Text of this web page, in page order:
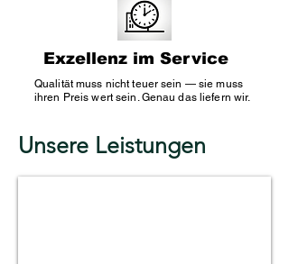
Exzellenz im Service
Qualität muss nicht teuer sein — sie muss
ihren Preis wert sein. Genau das liefern wir.
Unsere Leistungen